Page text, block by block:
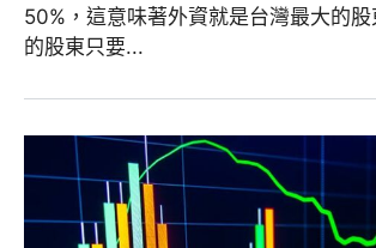
50%，這意味著外資就是台灣最大的
的股東只要...